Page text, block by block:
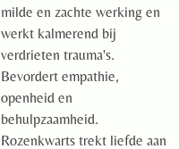
milde en zachte werking en
werkt kalmerend bij
verdrieten trauma's.
Bevordert empathie,
openheid en
behulpzaamheid.
Rozenkwarts trekt liefde aan